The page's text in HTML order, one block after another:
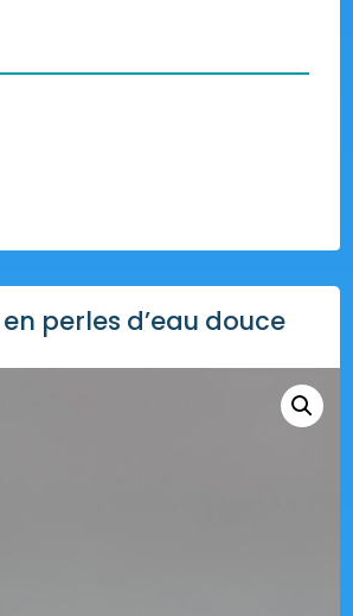
perles d’eau douce